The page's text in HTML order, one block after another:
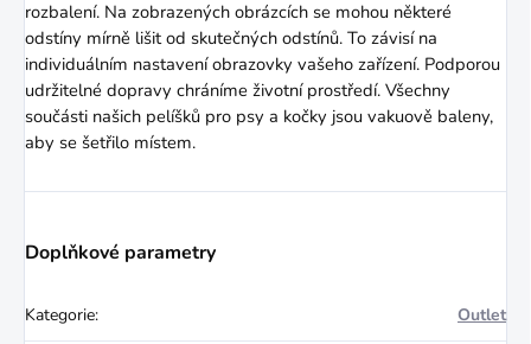
rozbalení. Na zobrazených obrázcích se mohou některé
odstíny mírně lišit od skutečných odstínů. To závisí na
individuálním nastavení obrazovky vašeho zařízení. Podporou
udržitelné dopravy chráníme životní prostředí. Všechny
součásti našich pelíšků pro psy a kočky jsou vakuově baleny,
aby se šetřilo místem.
Doplňkové parametry
Kategorie: Outlet